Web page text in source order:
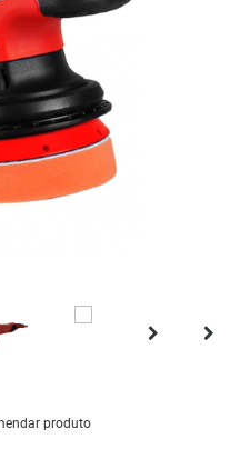
produto